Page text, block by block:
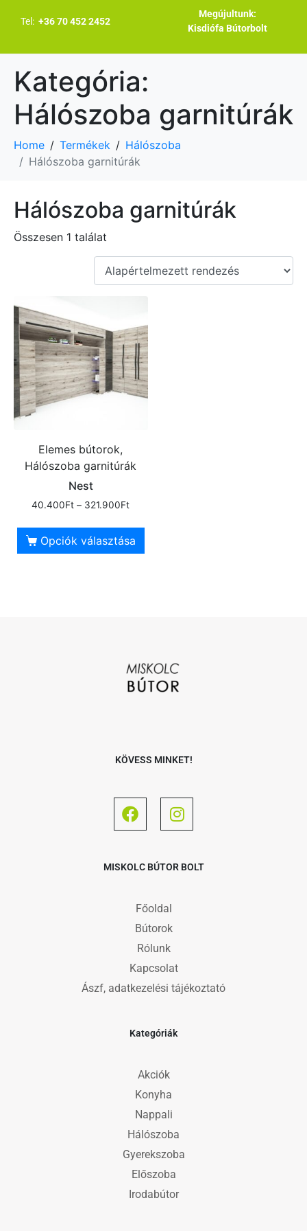
Tel: +36 70 452 2452
Megújultunk:
Kisdiófa Bútorbolt
Kategória:
Hálószoba garnitúrák
Home Termékek
Hálószoba
Hálószoba garnitúrák
Hálószoba garnitúrák
Összesen 1 találat
Elemes bútorok,
Hálószoba garnitúrák
Nest
40.400Ft – 321.900Ft
Opciók választása
KÖVESS MINKET!
MISKOLC BÚTOR BOLT
Főoldal
Bútorok
Rólunk
Kapcsolat
Ászf, adatkezelési tájékoztató
Kategóriák
Akciók
Konyha
Nappali
Hálószoba
Gyerekszoba
Előszoba
Irodabútor